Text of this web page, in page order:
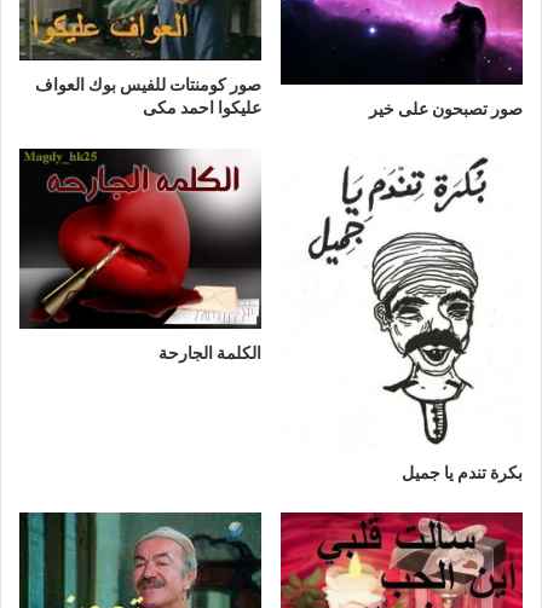
صور تصبحون على خير
صور كومنتات للفيس بوك العواف
عليكوا احمد مكى
بكرة تندم يا جميل
الكلمة الجارحة